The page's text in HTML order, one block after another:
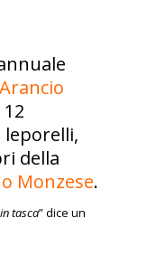
Arancio
leporelli,
della
Monzese.
tasca” dice un